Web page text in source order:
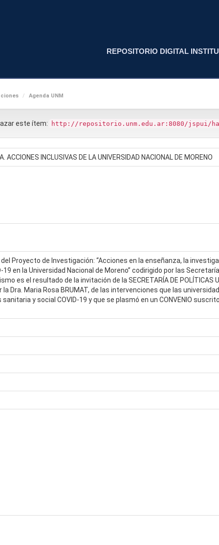
REPOSITORIO DIGITAL
Agenda UNM
este ítem: http://repositorio.unm.edu.ar:8080/jspui/
ACCIONES INCLUSIVAS DE LA UNIVERSIDAD NACIONAL DE MORENO
Proyecto de Investigación: “Acciones en la enseñanza, la
19 en la Universidad Nacional de Moreno” codirigido por las
es el resultado de la invitación de la SECRETARÍA DE POLÍTICAS
Dra. Maria Rosa BRUMAT, de las intervenciones que las
y social COVID-19 y que se plasmó en un CONVENIO